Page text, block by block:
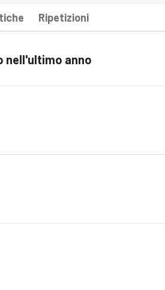
Ripetizioni
nell'ultimo anno